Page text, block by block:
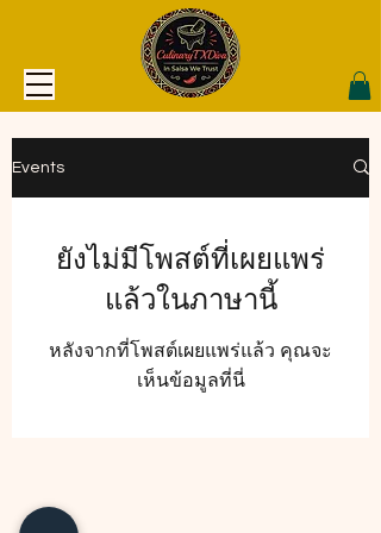
Events
ยังไม่มีโพสต์ที่เผยแพร่
แล้วในภาษานี้
หลังจากที่โพสต์เผยแพร่แล้ว คุณจะ
เห็นข้อมูลที่นี่